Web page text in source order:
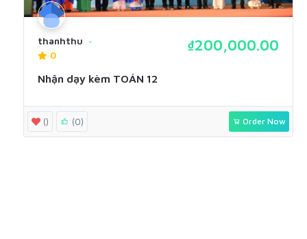
thanhthu
0
₫200,000.00
Nhận dạy kèm TOÁN 12
() (0) Order Now